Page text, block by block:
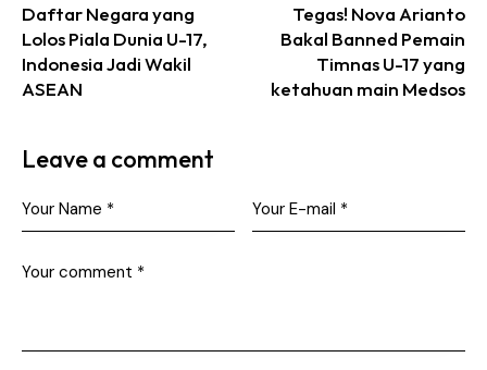
Daftar Negara yang
Lolos Piala Dunia U-17,
Indonesia Jadi Wakil
ASEAN
Tegas! Nova Arianto
Bakal Banned Pemain
Timnas U-17 yang
ketahuan main Medsos
Leave a comment